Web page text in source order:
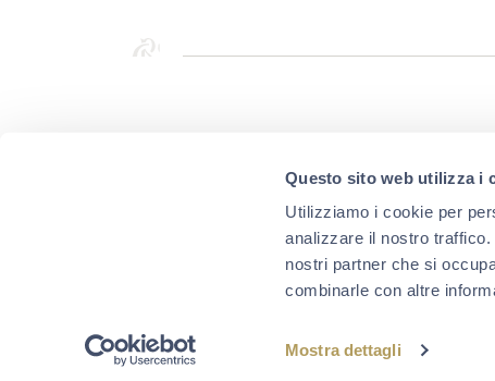
Questo sito web utilizza i
Utilizziamo i cookie per
analizzare il nostro
nostri partner che si
combinarle con altre
Mostra dettagli
ISCRIVITI ALLA
NEWSLETTER
Campagna finanziata ai sensi del Reg. UE. N. 1308/2013